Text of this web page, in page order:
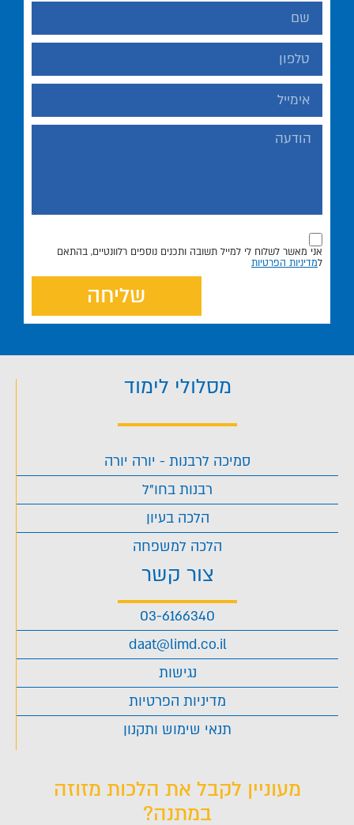
אני מאשר לשלוח לי למייל תשובה ותכנים נוספים רלוונטיים, בהתאם
למדיניות הפרטיות
שליחה
מסלולי לימוד
סמיכה לרבנות - יורה יורה
רבנות בחו"ל
הלכה בעיון
הלכה למשפחה
צור קשר
03-6166340
daat@limd.co.il
נגישות
מדיניות הפרטיות
תנאי שימוש ותקנון
מעוניין לקבל את הלכות מזוזה
במתנה?